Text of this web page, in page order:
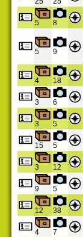
5 8
5 9
4 18
3 6
3 5
15 5
3 12
9 5
12 38
4 7